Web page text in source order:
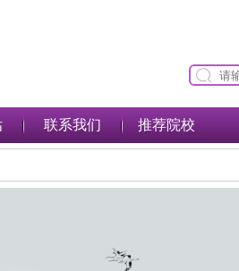
联系我们 推荐院校